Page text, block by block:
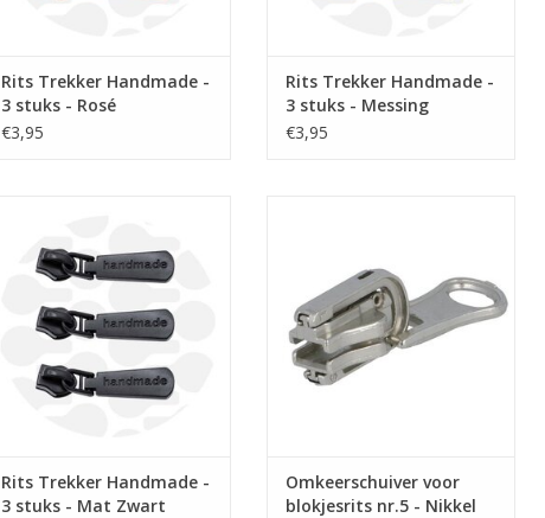
Rits Trekker Handmade -
3 stuks - Rosé
€3,95
Rits Trekker Handmade -
3 stuks - Messing
€3,95
Handmade rits schuiver voor
spiraalrits 6mm op rol.
TOEVOEGEN AAN WINKELWAGEN
Rits Trekker Handmade -
3 stuks - Mat Zwart
nr.5 - Zwart
TOEVOEGEN AAN WINKELWAGEN
Omkeerschuiver voor
blokjesrits nr.5 - Nikkel